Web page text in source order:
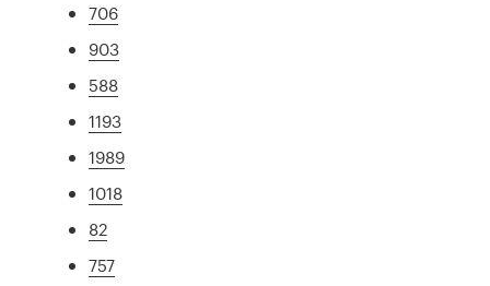
706
903
588
1193
1989
1018
82
757